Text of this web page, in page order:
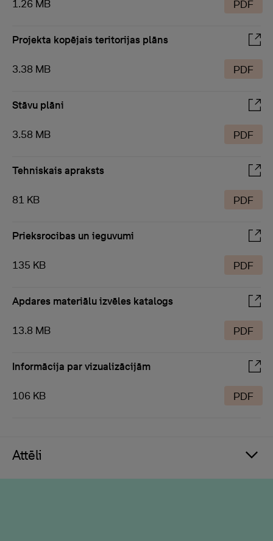
1.26 MB PDF
Projekta kopējais teritorijas plāns
3.38 MB PDF
Stāvu plāni
3.58 MB PDF
Tehniskais apraksts
81 KB PDF
Prieksrocibas un ieguvumi
135 KB PDF
Apdares materiālu izvēles katalogs
13.8 MB PDF
Informācija par vizualizācijām
106 KB PDF
Attēli